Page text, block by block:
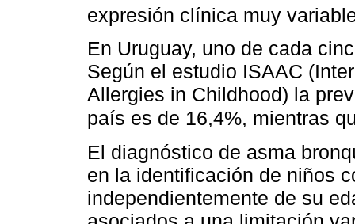
expresión clínica muy
En Uruguay, uno de cada
Según el estudio ISAAC
Allergies in Childhood) la
país es de 16,4%, mientras
El diagnóstico de asma
en la identificación de niños
independientemente de su